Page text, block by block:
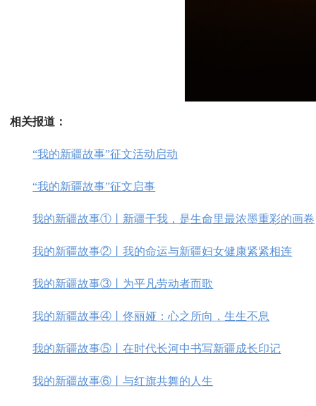
相关报道：
“我的新疆故事”征文活动启动
“我的新疆故事”征文启事
我的新疆故事①丨新疆于我，是生命里最浓墨重彩的画卷
我的新疆故事②丨我的命运与新疆妇女健康紧紧相连
我的新疆故事③丨为平凡劳动者而歌
我的新疆故事④丨佟丽娅：心之所向，生生不息
我的新疆故事⑤丨在时代长河中书写新疆成长印记
我的新疆故事⑥丨与红旗共舞的人生